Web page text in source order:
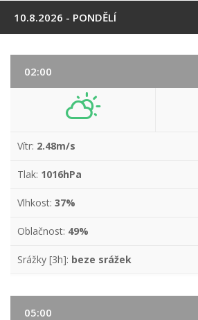
10.8.2026 - PONDĚLÍ
02:00
Vítr: 2.48m/s
Tlak: 1016hPa
Vlhkost: 37%
Oblačnost: 49%
Srážky [3h]: beze srážek
05:00